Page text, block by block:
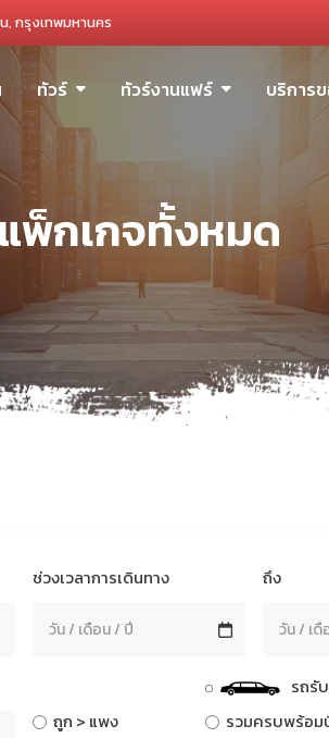
, กรุงเทพมหานคร
ทัวร์ ทัวร์งานแฟร์ บริการ
แพ็กเกจทั้งหมด
ช่วงเวลาการเดินทาง ถึง
ถูก > แพง
รถรั
รวมครบพร้อม